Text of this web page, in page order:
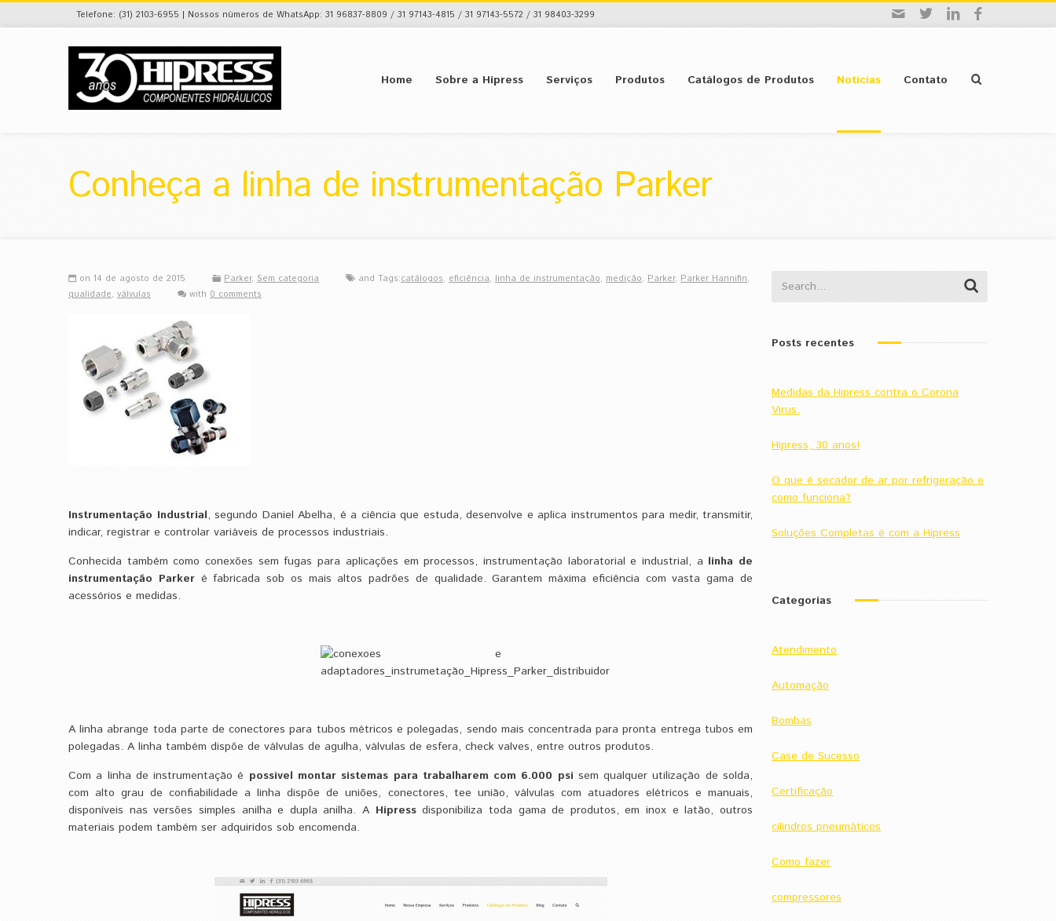
Telefone: (31) 2103-6955 | Nossos números de WhatsApp: 31 96837-8809 / 31 97143-4815 / 31 97143-5572 / 31 98403-3299
Home Sobre a Hipress Serviços Produtos Catálogos de Produtos Notícias Contato
Conheça a linha de instrumentação Parker
on 14 de agosto de 2015 Parker, Sem categoria and Tags:catálogos, eficiência, linha de instrumentação, medição, Parker, Parker Hannifin,
qualidade, válvulas with 0 comments
Instrumentação Industrial, segundo Daniel Abelha, é a ciência que estuda, desenvolve e aplica instrumentos para medir, transmitir,
indicar, registrar e controlar variáveis de processos industriais.
Conhecida também como conexões sem fugas para aplicações em processos, instrumentação laboratorial e industrial, a linha de
instrumentação Parkeré fabricada sob os mais altos padrões de qualidade. Garantem máxima eficiência com vasta gama de
acessórios e medidas.
A linha abrange toda parte de conectores para tubos métricos e polegadas, sendo mais concentrada para pronta entrega tubos em
polegadas. A linha também dispõe de válvulas de agulha, válvulas de esfera, check valves, entre outros produtos.
Com a linha de instrumentação é possível montar sistemas para trabalharem com 6.000 psi sem qualquer utilização de solda,
com alto grau de confiabilidade a linha dispõe de uniões, conectores, tee união, válvulas com atuadores elétricos e manuais,
disponíveis nas versões simples anilha e dupla anilha. A Hipressdisponibiliza toda gama de produtos, em inox e latão, outros
materiais podem também ser adquiridos sob encomenda.
Posts recentes
Medidas da Hipress contra o Corona
Virus.
Hipress, 30 anos!
O que é secador de ar por refrigeração e
como funciona?
Soluções Completas é com a Hipress
Categorias
Atendimento
Automação
Bombas
Case de Sucesso
Certificação
cilindros pneumáticos
Como fazer
compressores